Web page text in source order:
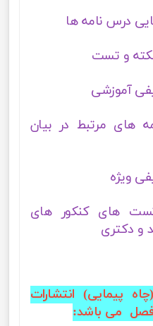
درس نامه ها
و تست
آموزشی
های مرتبط در بیان
ویژه
های کنکور های
و دکتری
پیمایی) انتشارات
می باشد: